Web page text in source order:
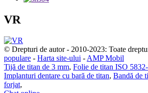
VR
© Drepturi de autor - 2010-2023: Toate
populare - Harta site-ului - AMP Mobil
Tijă de titan de 3 mm, Folie de titan ISO 5832-
Implanturi dentare cu bară de titan, Bandă de
forjat,